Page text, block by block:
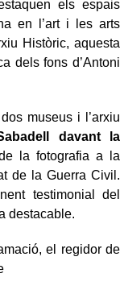
els espais
en l’art i les arts
Històric, aquesta
dels fons d’Antoni
museus i l’arxiu
davant la
la fotografia a la
de la Guerra Civil.
testimonial del
destacable.
el regidor de